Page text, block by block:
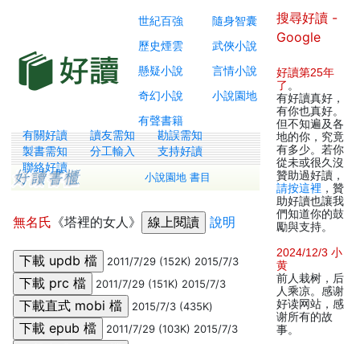
世紀百強
隨身智囊
歷史煙雲
武俠小說
懸疑小說
言情小說
奇幻小說
小說園地
有聲書籍
有關好讀 讀友需知
勘誤需知
製書需知
分工輸入
支持好讀
聯絡好讀
小說園地 書目
無名氏 《塔裡的女人》 說明
2011/7/29 (152K) 2015/7/3
2011/7/29 (151K) 2015/7/3
2015/7/3 (435K)
2011/7/29 (103K) 2015/7/3
搜尋好讀 -
Google
好讀第25年
了 。
有好讀真好，
有你也真好。
但不知遍及各
地的你，究竟
有多少。若你
從未或很久沒
贊助過好讀，
請按這裡 ，贊
助好讀也讓我
們知道你的鼓
勵與支持。
2024/12/3 小
黄
前人栽树，后
人乘凉。感谢
好读网站，感
谢所有的故
事。